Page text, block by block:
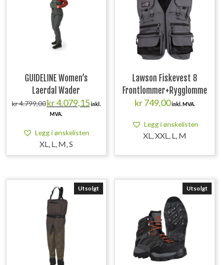
GUIDELINE Women’s
Laerdal Wader
kr4.799,00 Opprinnelig
pris
var:
kr4.079,15Nåværende
pris
inkl.
MVA.
Legg i ønskelisten
XL, L, M, S
Lawson Fiskevest 8
Frontlommer+Rygglomme
kr749,00inkl. MVA.
Legg i ønskelisten
XL, XXL, L, M
Utsolgt Utsolgt